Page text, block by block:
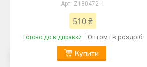
Z180472_1
510 ₴
Готово до відправки Оптом і в роздріб
Купити